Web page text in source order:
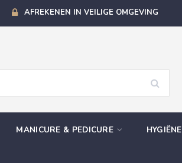
AFREKENEN IN VEILIGE OMGEVING
MANICURE & PEDICURE HYGIËNE